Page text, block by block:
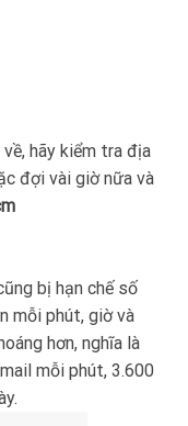
hãy kiểm tra địa
đợi vài giờ nữa và
bị hạn chế số
mỗi phút, giờ và
hơn, nghĩa là
mỗi phút, 3.600